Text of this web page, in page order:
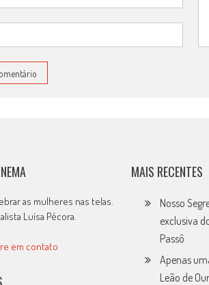
as mulheres nas telas.
Luísa Pécora.
em contato
MAIS RECENTES
Nosso
exclusiva
Passô
Apenas
Leão de